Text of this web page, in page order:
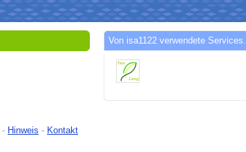
Von isa1122 verwendete Services.
- Hinweis - Kontakt